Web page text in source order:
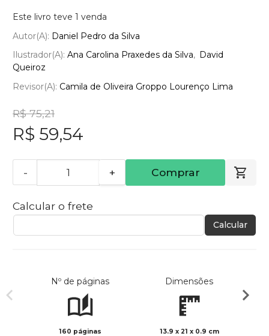
Este livro teve 1 venda
Autor(a): Daniel Pedro da Silva
Ilustrador(a): Ana Carolina Praxedes da Silva
David
Queiroz
Revisor(a): Camila de Oliveira Groppo Lourenço Lima
R$ 75,21
R$ 59,54
- + Comprar
Calcular o frete
Calcular
Nº de páginas
160 páginas
Dimensões
13.9 x 21 x 0.9 cm